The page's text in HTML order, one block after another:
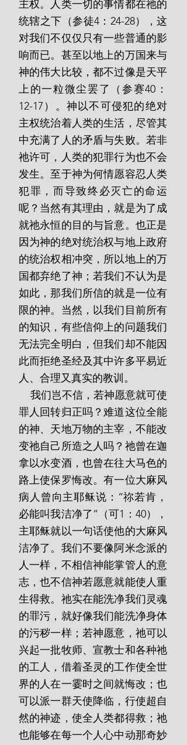
主权。人类一切的事情都在祂的
统辖之下（参徒4：24-28），这
对我们不仅仅只有一些普通的影
响而已。甚至以地上的万国来与
神的伟大比较，都不过像是天平
上的一粒微尘罢了（参赛40：
12-17）。神以不可侵犯的绝对
主权统治着人类的生活，尽管其
中充满了人的矛盾与失败。若非
祂许可，人类的犯罪行为也不会
发生。至于神为何情愿容忍人类
犯罪，而导致终必灭亡的命运
呢？当然有其理由，就是为了成
就祂永恒的目的与旨意。也正是
因为神的绝对统治权与地上政府
的统治权相冲突，所以地上的万
国都弃绝了神；若我们不认为是
如此，那我们所信的就是一位有
限的神。当然，以我们目前所有
的知识，有些信仰上的问题我们
无法完全明白，但我们却不能因
此而拒绝圣经及其中许多平易近
人、合理又真实的教训。
罪人回转归正吗？难道这位全能
的神、天地万物的主宰，不能改
变祂自己所造之人吗？祂曾在迦
拿以水变酒，也曾在往大马色的
路上使保罗悔改。有一位大麻风
病人曾向主耶稣说：“祢若肯，
必能叫我洁净了”（可1：40），
主耶稣就以一句话使他的大麻风
洁净了。我们不要像阿米念派的
人一样，不相信神能掌管人的意
志，也不信神若愿意就能使人重
生得救。祂实在能洗净我们灵魂
的罪污，就好像我们能洗净身体
的污秽一样；若神愿意，祂可以
兴起一批牧师、宣教士和各种祂
的工人，借着圣灵的工作使全世
界的人在一霎时之间就悔改；也
可以派一群天使降临，行使超自
然的神迹，使全人类都得救；祂
也能够在每一个人心中动那奇妙